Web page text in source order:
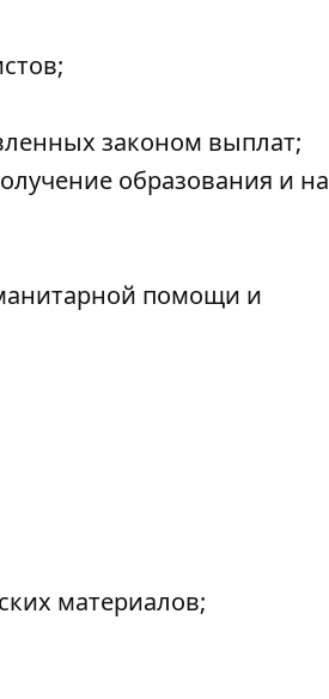
законом выплат;
образования и на
помощи и
материалов;